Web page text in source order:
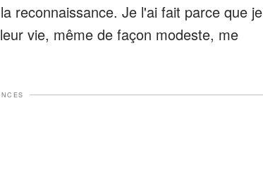
reconnaissance. Je l'ai fait parce que je
vie, même de façon modeste, me